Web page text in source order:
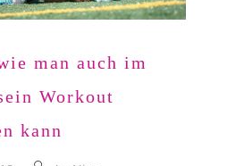
man auch im
Workout
kann